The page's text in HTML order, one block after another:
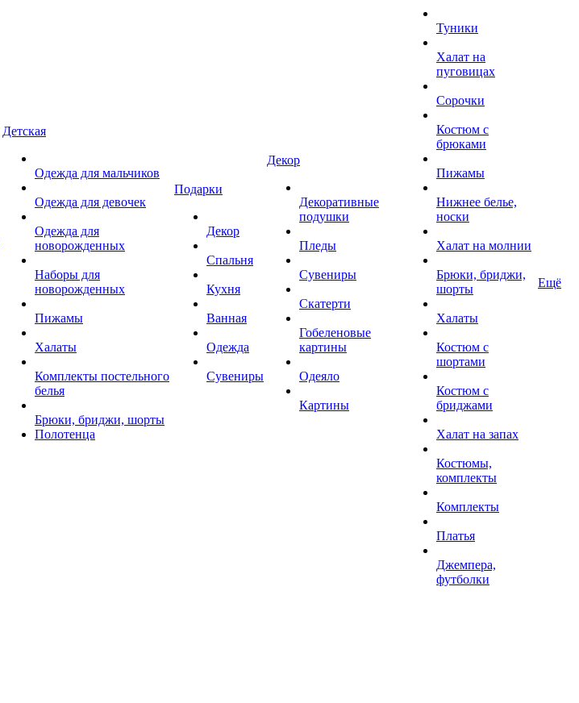
Детская
Одежда для мальчиков
Одежда для девочек
Одежда для
новорожденных
Наборы для
новорожденных
Пижамы
Халаты
Комплекты постельного
белья
Брюки, бриджи, шорты
Полотенца
Подарки
Декор
Спальня
Кухня
Ванная
Одежда
Сувениры
Декор
Декоративные
подушки
Пледы
Сувениры
Скатерти
Гобеленовые
картины
Одеяло
Картины
Туники
Халат на
пуговицах
Сорочки
Костюм с
брюками
Пижамы
Нижнее белье,
носки
Халат на молнии
Брюки, бриджи,
шорты
Халаты
Костюм с
шортами
Костюм с
бриджами
Халат на запах
Костюмы,
комплекты
Комплекты
Платья
Джемпера,
футболки
Ещё